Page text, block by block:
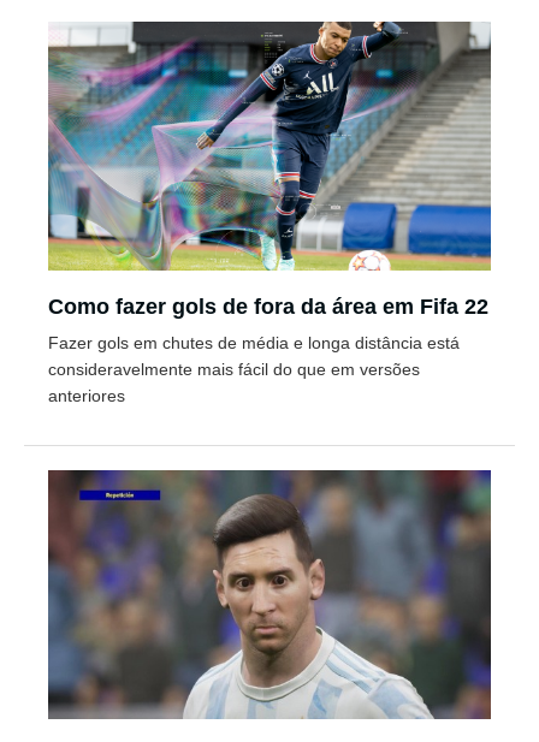
Como fazer gols de fora da área em Fifa 22
Fazer gols em chutes de média e longa distância está
consideravelmente mais fácil do que em versões
anteriores